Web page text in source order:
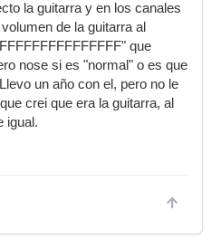
la guitarra y en los canales
de la guitarra al
que
nose si es "normal" o es que
un año con el, pero no le
crei que era la guitarra, al
igual.